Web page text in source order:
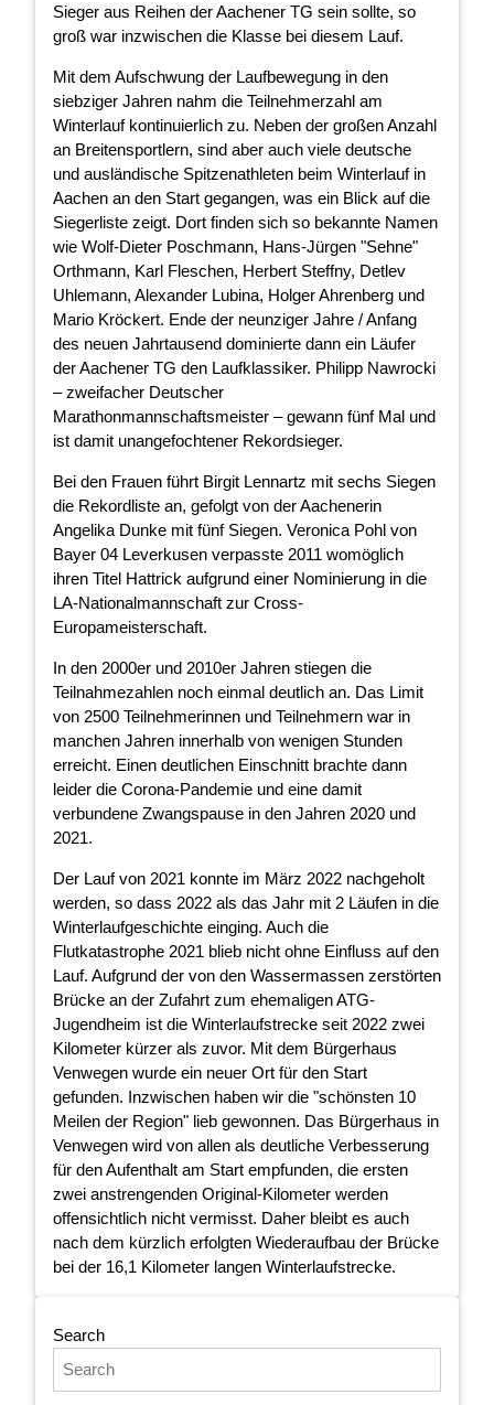
Sieger aus Reihen der Aachener TG sein sollte, so
groß war inzwischen die Klasse bei diesem Lauf.
Mit dem Aufschwung der Laufbewegung in den
siebziger Jahren nahm die Teilnehmerzahl am
Winterlauf kontinuierlich zu. Neben der großen Anzahl
an Breitensportlern, sind aber auch viele deutsche
und ausländische Spitzenathleten beim Winterlauf in
Aachen an den Start gegangen, was ein Blick auf die
Siegerliste zeigt. Dort finden sich so bekannte Namen
wie Wolf-Dieter Poschmann, Hans-Jürgen "Sehne"
Orthmann, Karl Fleschen, Herbert Steffny, Detlev
Uhlemann, Alexander Lubina, Holger Ahrenberg und
Mario Kröckert. Ende der neunziger Jahre / Anfang
des neuen Jahrtausend dominierte dann ein Läufer
der Aachener TG den Laufklassiker. Philipp Nawrocki
– zweifacher Deutscher
Marathonmannschaftsmeister – gewann fünf Mal und
ist damit unangefochtener Rekordsieger.
Bei den Frauen führt Birgit Lennartz mit sechs Siegen
die Rekordliste an, gefolgt von der Aachenerin
Angelika Dunke mit fünf Siegen. Veronica Pohl von
Bayer 04 Leverkusen verpasste 2011 womöglich
ihren Titel Hattrick aufgrund einer Nominierung in die
LA-Nationalmannschaft zur Cross-
Europameisterschaft.
In den 2000er und 2010er Jahren stiegen die
Teilnahmezahlen noch einmal deutlich an. Das Limit
von 2500 Teilnehmerinnen und Teilnehmern war in
manchen Jahren innerhalb von wenigen Stunden
erreicht. Einen deutlichen Einschnitt brachte dann
leider die Corona-Pandemie und eine damit
verbundene Zwangspause in den Jahren 2020 und
2021.
Der Lauf von 2021 konnte im März 2022 nachgeholt
werden, so dass 2022 als das Jahr mit 2 Läufen in die
Winterlaufgeschichte einging. Auch die
Flutkatastrophe 2021 blieb nicht ohne Einfluss auf den
Lauf. Aufgrund der von den Wassermassen zerstörten
Brücke an der Zufahrt zum ehemaligen ATG-
Jugendheim ist die Winterlaufstrecke seit 2022 zwei
Kilometer kürzer als zuvor. Mit dem Bürgerhaus
Venwegen wurde ein neuer Ort für den Start
gefunden. Inzwischen haben wir die "schönsten 10
Meilen der Region" lieb gewonnen. Das Bürgerhaus in
Venwegen wird von allen als deutliche Verbesserung
für den Aufenthalt am Start empfunden, die ersten
zwei anstrengenden Original-Kilometer werden
offensichtlich nicht vermisst. Daher bleibt es auch
nach dem kürzlich erfolgten Wiederaufbau der Brücke
bei der 16,1 Kilometer langen Winterlaufstrecke.
Search